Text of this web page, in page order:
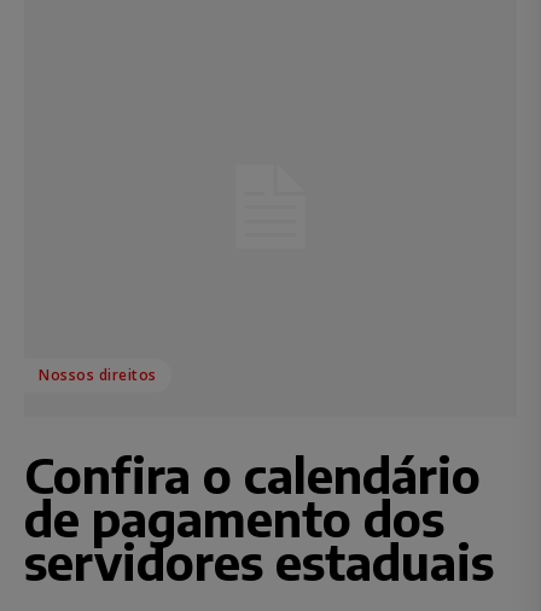
Nossos direitos
Confira o calendário
de pagamento dos
servidores estaduais